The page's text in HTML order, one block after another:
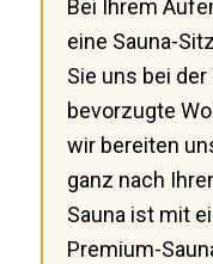
Bei Ihrem
eine Sauna-
Sie uns bei
bevorzugte
wir bereiten
ganz nach
Sauna ist mit
Premium-